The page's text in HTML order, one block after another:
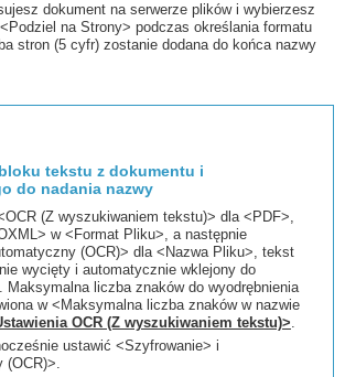
dokument na serwerze plików i wybierzesz
na Strony> podczas określania formatu
stron (5 cyfr) zostanie dodana do końca nazwy
tekstu z dokumentu i
do nadania nazwy
(Z wyszukiwaniem tekstu)> dla <PDF>,
w <Format Pliku>, a następnie
(OCR)> dla <Nazwa Pliku>, tekst
wycięty i automatycznie wklejony do
Maksymalna liczba znaków do wyodrębnienia
w <Maksymalna liczba znaków w nazwie
OCR (Z wyszukiwaniem tekstu)>.
ustawić <Szyfrowanie> i
(OCR)>.